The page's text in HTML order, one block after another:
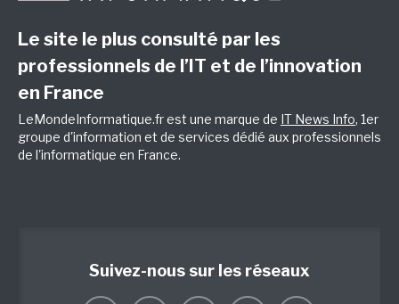
Le site le plus consulté par les
professionnels de l’IT et de l’innovation
en France
LeMondeInformatique.fr est une marque de IT News Info, 1er
groupe d'information et de services dédié aux professionnels
de l'informatique en France.
Suivez-nous sur les réseaux